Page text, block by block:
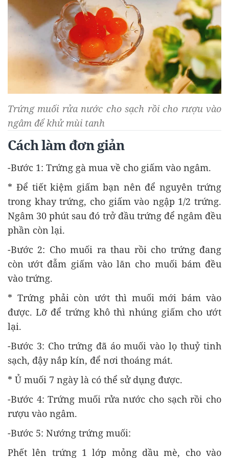
Trứng muối rửa nước cho sạch rồi cho rượu vào
ngâm để khử mùi tanh
Cách làm đơn giản
-Bước 1: Trứng gà mua về cho giấm vào ngâm.
* Để tiết kiệm giấm bạn nên để nguyên trứng
trong khay trứng, cho giấm vào ngập 1/2 trứng.
Ngâm 30 phút sau đó trở đầu trứng để ngâm đều
phần còn lại.
-Bước 2: Cho muối ra thau rồi cho trứng đang
còn ướt đẫm giấm vào lăn cho muối bám đều
vào trứng.
* Trứng phải còn ướt thì muối mới bám vào
được. Lỡ để trứng khô thì nhúng giấm cho ướt
lại.
-Bước 3: Cho trứng đã áo muối vào lọ thuỷ tinh
sạch, đậy nắp kín, để nơi thoáng mát.
* Ủ muối 7 ngày là có thể sử dụng được.
-Bước 4: Trứng muối rửa nước cho sạch rồi cho
rượu vào ngâm.
-Bước 5: Nướng trứng muối:
Phết lên trứng 1 lớp mỏng dầu mè, cho vào